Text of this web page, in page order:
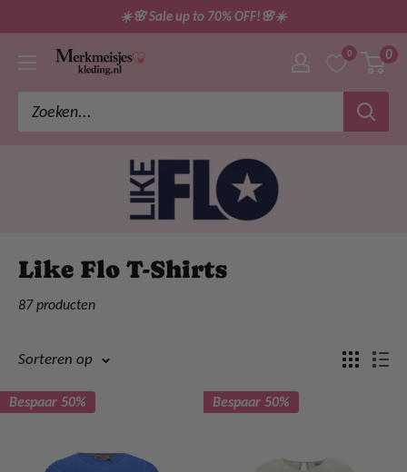
naar
☀️🌸 Sale up to 70% OFF!🌸☀️
merkmeisjeskleding 0 0
Like Flo T-Shirts
87 producten
Sorteren op
Bespaar 50% Bespaar 50%